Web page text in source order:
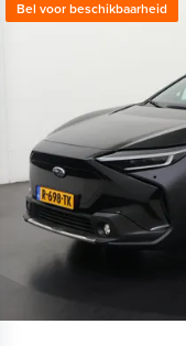
Bel voor beschikbaarheid